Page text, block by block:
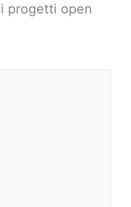
progetti open